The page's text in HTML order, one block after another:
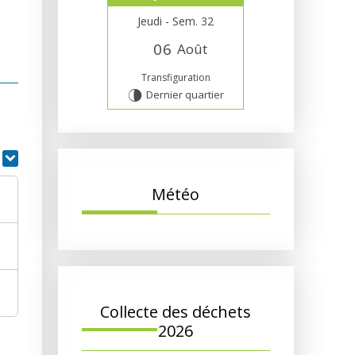
Jeudi - Sem. 32
06 Août
Transfiguration
U Dernier quartier
Météo
Collecte des déchets
2026